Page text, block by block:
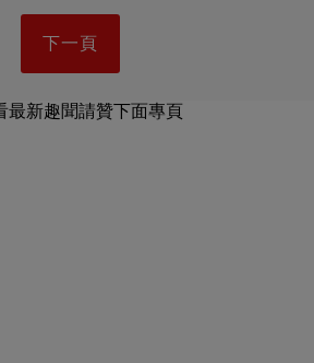
下一頁
最新趣聞請贊下面專頁